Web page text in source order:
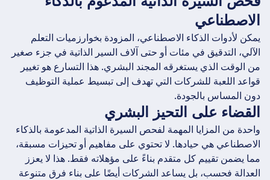
الاصطناعي
يمكن لأدوات الذكاء الاصطناعي، المزودة بخوارزميات التعلم
الآلي، التدقيق في مئات أو حتى آلاف السير الذاتية في جزء صغير
من الوقت الذي يستغرقه المجند البشري. هذا التسارع هو تغيير
قواعد اللعبة للشركات التي تهدف إلى تبسيط عملية التوظيف
دون المساس بالجودة.
القضاء على التحيز البشري
واحدة من المزايا المهمة لفحص السيرة الذاتية المدعومة بالذكاء
الاصطناعي هي حيادها. لا تحتوي على مفاهيم أو تحيزات مسبقة،
مما يضمن تقييم كل متقدم بناءً على مؤهلاته فقط. هذا لا يعزز
العدالة فحسب، بل يساعد الشركات أيضًا على بناء فرق متنوعة